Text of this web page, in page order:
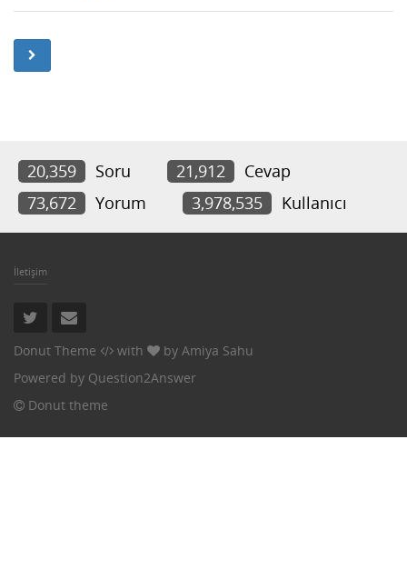
20,359 Soru 21,912
Cevap
73,672
Yorum 3,978,535 Kullanıcı
İletişim
Donut Theme with by Amiya Sahu
Powered by Question2Answer
Donut theme